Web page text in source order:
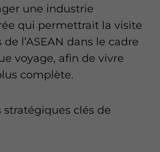
une industrie
qui permettrait la visite
l’ASEAN dans le cadre
voyage, afin de vivre
complète.
stratégiques clés de